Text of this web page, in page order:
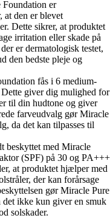
Foundation er
at den er blevet
Dette sikrer, at produktet
irritation eller skade på
er dermatologisk testet,
den bedste pleje og
fås i 6 medium-
giver dig mulighed for
til din hudtone og giver
farveudvalg gør Miracle
da det kan tilpasses til
beskyttet med Miracle
(SPF) på 30 og PA+++
at produktet hjælper med
der kan forårsage
gør Miracle Pure
ikke kun giver en smuk
solskader.